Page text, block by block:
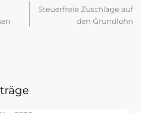
Steuerfreie Zuschläge auf
den Grundlohn